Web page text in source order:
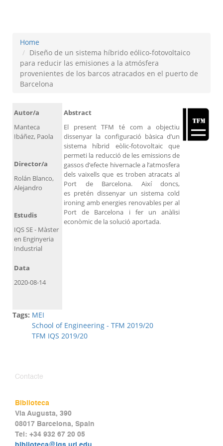
Home
Diseño de un sistema híbrido eólico-fotovoltaico
para reducir las emisiones a la atmósfera
provenientes de los barcos atracados en el puerto de
Barcelona
Autor/a
Manteca
Ibáñez, Paola
Abstract
El present TFM té com a objectiu
dissenyar la configuració bàsica d’un
sistema híbrid eòlic-fotovoltaic que
permeti la reducció de les emissions de
gassos d’efecte hivernacle a l’atmosfera
dels vaixells que es troben atracats al
Port de Barcelona. Així doncs,
es pretén dissenyar un sistema cold
ironing amb energies renovables per al
Port de Barcelona i fer un anàlisi
econòmic de la solució aportada.
Director/a
Rolán Blanco,
Alejandro
Estudis
IQS SE - Màster
en Enginyeria
Industrial
Data
2020-08-14
Tags: MEI
School of Engineering - TFM 2019/20
TFM IQS 2019/20
Contacte
Biblioteca
Via Augusta, 390
08017 Barcelona, Spain
Tel: +34 932 67 20 05